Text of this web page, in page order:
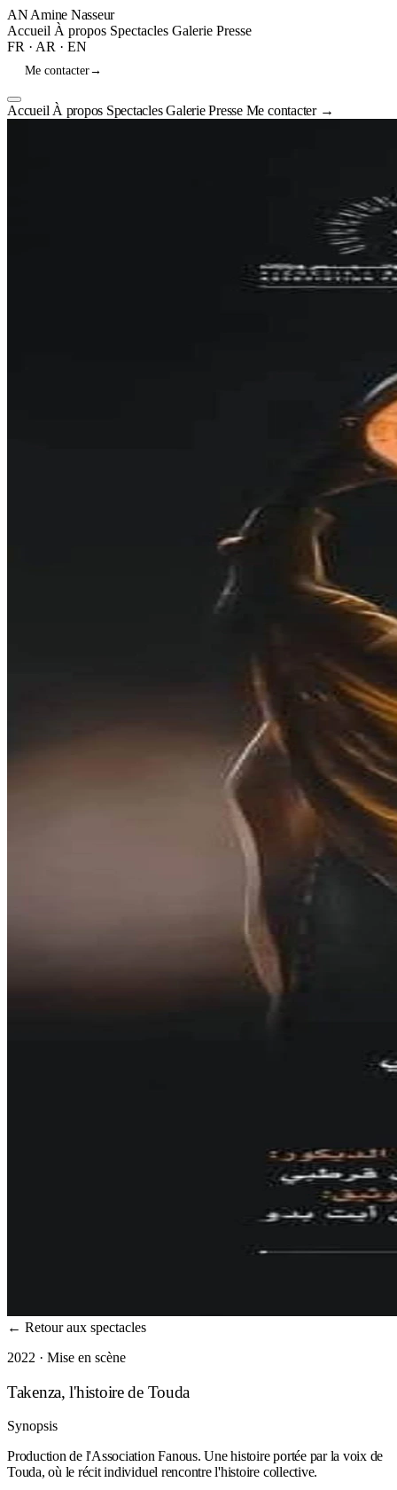
AN Amine Nasseur
Accueil À propos Spectacles Galerie Presse
FR · AR · EN
Me contacter→
Accueil À propos SpectaclesGaleriePresse Me contacter →
← Retour aux spectacles
2022 · Mise en scène
Takenza, l'histoire de Touda
Synopsis
Production de l'Association Fanous. Une histoire portée par la voix de
Touda, où le récit individuel rencontre l'histoire collective.